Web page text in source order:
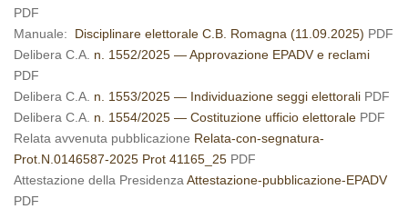
PDF
Manuale:
Disciplinare elettorale C.B. Romagna (11.09.2025) PDF
Delibera C.A. n. 1552/2025 — Approvazione EPADV e reclami
PDF
Delibera C.A. n. 1553/2025 — Individuazione seggi elettorali PDF
Delibera C.A. n. 1554/2025 — Costituzione ufficio elettorale PDF
Relata avvenuta pubblicazione Relata-con-segnatura-
Prot.N.0146587-2025 Prot 41165_25 PDF
Attestazione della Presidenza Attestazione-pubblicazione-EPADV
PDF